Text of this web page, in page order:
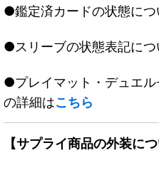
●鑑定済カードの状態につ
●スリーブの状態表記につ
●プレイマット・デュエ
の詳細はこちら
【サプライ商品の外装につ